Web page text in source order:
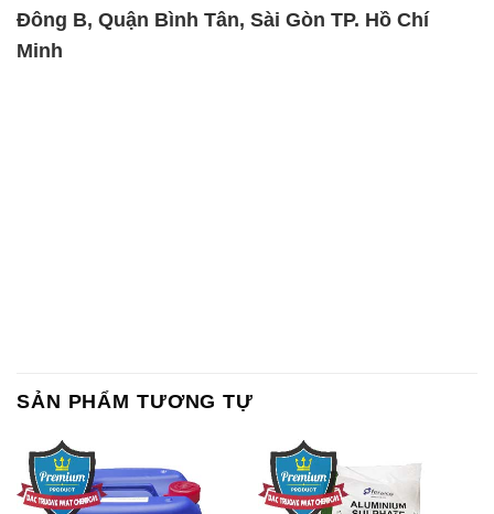
Đông B, Quận Bình Tân, Sài Gòn TP. Hồ Chí
Minh
SẢN PHẨM TƯƠNG TỰ